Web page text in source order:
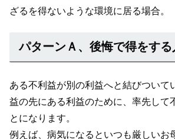
ざるを得ないような環境に居る場合。
パターンＡ、後悔で得をする
ある不利益が別の利益へと結びついて
益の先にある利益のために、率先して
とになります。
例えば、病気になるといつも厳しいお